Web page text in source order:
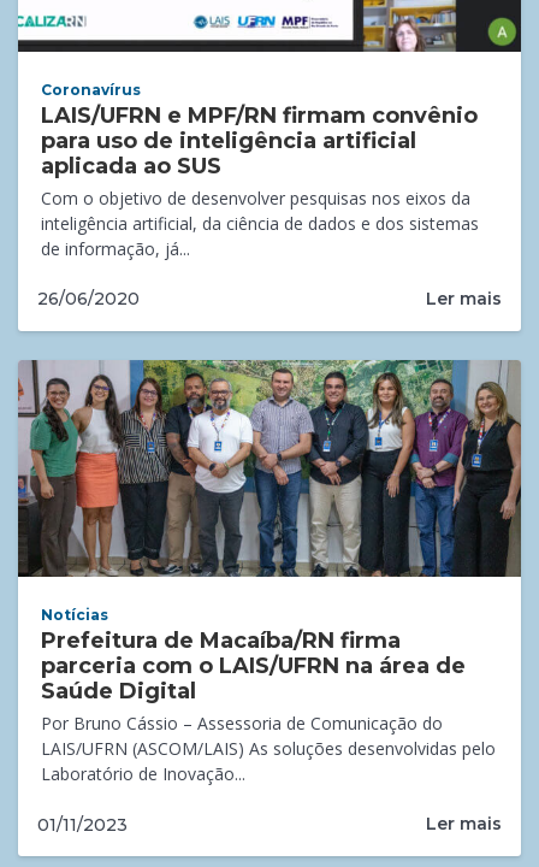
Coronavírus
LAIS/UFRN e MPF/RN firmam convênio
para uso de inteligência artificial
aplicada ao SUS
Com o objetivo de desenvolver pesquisas nos eixos da
inteligência artificial, da ciência de dados e dos sistemas
de informação, já...
26/06/2020 Ler mais
Notícias
Prefeitura de Macaíba/RN firma
parceria com o LAIS/UFRN na área de
Saúde Digital
Por Bruno Cássio – Assessoria de Comunicação do
LAIS/UFRN (ASCOM/LAIS) As soluções desenvolvidas pelo
Laboratório de Inovação...
01/11/2023 Ler mais